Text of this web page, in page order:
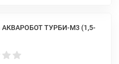
АКВАРОБОТ ТУРБИ-М3 (1,5-